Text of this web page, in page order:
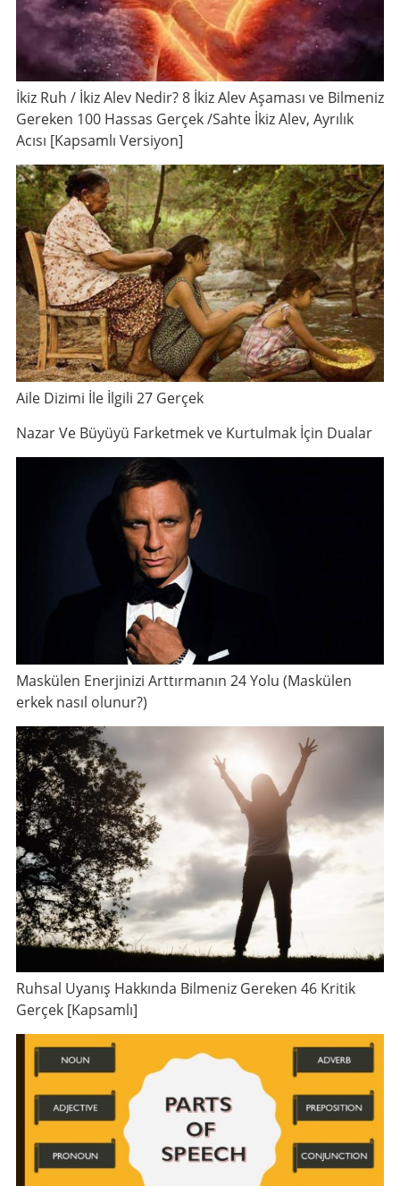
İkiz Ruh / İkiz Alev Nedir? 8 İkiz Alev Aşaması ve Bilmeniz
Gereken 100 Hassas Gerçek /Sahte İkiz Alev, Ayrılık
Acısı [Kapsamlı Versiyon]
Aile Dizimi İle İlgili 27 Gerçek
Nazar Ve Büyüyü Farketmek ve Kurtulmak İçin Dualar
Maskülen Enerjinizi Arttırmanın 24 Yolu (Maskülen
erkek nasıl olunur?)
Ruhsal Uyanış Hakkında Bilmeniz Gereken 46 Kritik
Gerçek [Kapsamlı]